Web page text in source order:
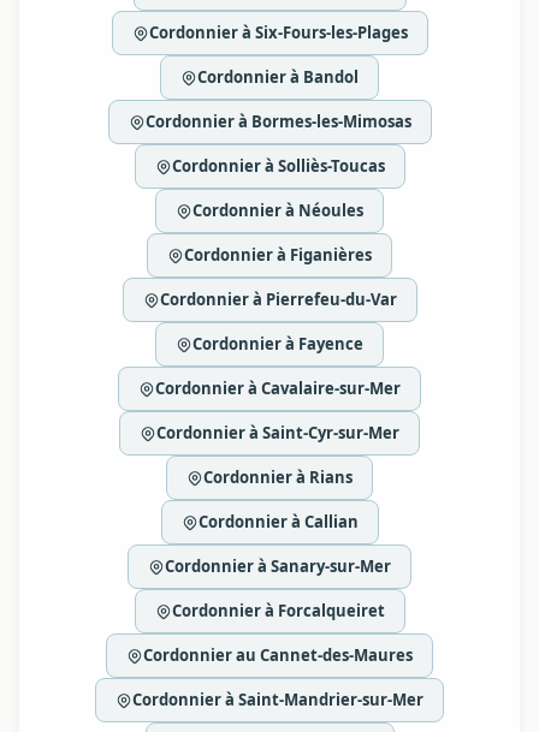
Cordonnier à Six-Fours-les-Plages
Cordonnier à Bandol
Cordonnier à Bormes-les-Mimosas
Cordonnier à Solliès-Toucas
Cordonnier à Néoules
Cordonnier à Figanières
Cordonnier à Pierrefeu-du-Var
Cordonnier à Fayence
Cordonnier à Cavalaire-sur-Mer
Cordonnier à Saint-Cyr-sur-Mer
Cordonnier à Rians
Cordonnier à Callian
Cordonnier à Sanary-sur-Mer
Cordonnier à Forcalqueiret
Cordonnier au Cannet-des-Maures
Cordonnier à Saint-Mandrier-sur-Mer